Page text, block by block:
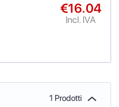
€16.04
Incl. IVA
1 Prodotti